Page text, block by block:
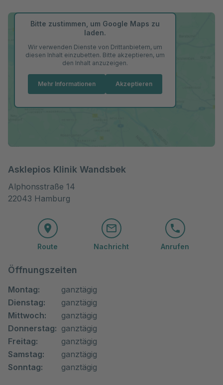
Bitte zustimmen, um Google Maps zu
laden.
Wir verwenden Dienste von Drittanbietern, um
diesen Inhalt einzubetten. Bitte akzeptieren, um
den Inhalt anzuzeigen.
Mehr Informationen Akzeptieren
Asklepios Klinik Wandsbek
Alphonsstraße 14
22043 Hamburg
Route Nachricht Anrufen
Öffnungszeiten
Montag:
ganztägig
Dienstag:
ganztägig
Mittwoch:
ganztägig
Donnerstag: ganztägig
Freitag:
ganztägig
Samstag:
ganztägig
Sonntag:
ganztägig